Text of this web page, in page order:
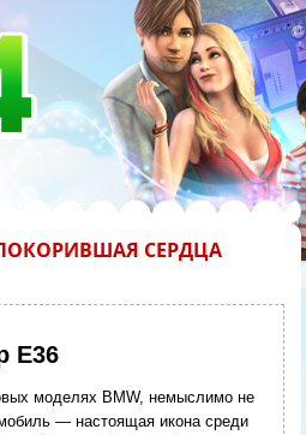
ПОКОРИВШАЯ СЕРДЦА
E36
моделях BMW, немыслимо не
— настоящая икона среди